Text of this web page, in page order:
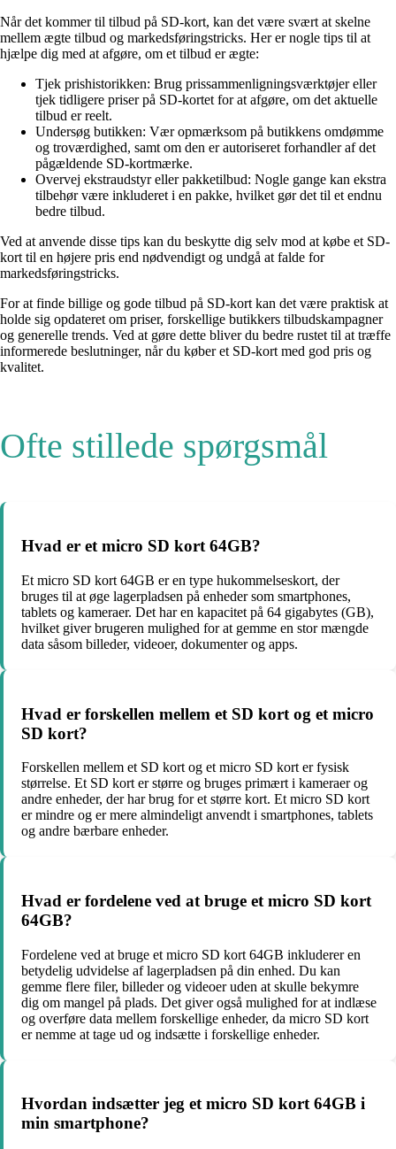
Når det kommer til tilbud på SD-kort, kan det være svært at skelne
mellem ægte tilbud og markedsføringstricks. Her er nogle tips til at
hjælpe dig med at afgøre, om et tilbud er ægte:
Tjek prishistorikken: Brug prissammenligningsværktøjer eller
tjek tidligere priser på SD-kortet for at afgøre, om det aktuelle
tilbud er reelt.
Undersøg butikken: Vær opmærksom på butikkens omdømme
og troværdighed, samt om den er autoriseret forhandler af det
pågældende SD-kortmærke.
Overvej ekstraudstyr eller pakketilbud: Nogle gange kan ekstra
tilbehør være inkluderet i en pakke, hvilket gør det til et endnu
bedre tilbud.
Ved at anvende disse tips kan du beskytte dig selv mod at købe et SD-
kort til en højere pris end nødvendigt og undgå at falde for
markedsføringstricks.
For at finde billige og gode tilbud på SD-kort kan det være praktisk at
holde sig opdateret om priser, forskellige butikkers tilbudskampagner
og generelle trends. Ved at gøre dette bliver du bedre rustet til at træffe
informerede beslutninger, når du køber et SD-kort med god pris og
kvalitet.
Ofte stillede spørgsmål
Hvad er et micro SD kort 64GB?
Et micro SD kort 64GB er en type hukommelseskort, der
bruges til at øge lagerpladsen på enheder som smartphones,
tablets og kameraer. Det har en kapacitet på 64 gigabytes (GB),
hvilket giver brugeren mulighed for at gemme en stor mængde
data såsom billeder, videoer, dokumenter og apps.
Hvad er forskellen mellem et SD kort og et micro
SD kort?
Forskellen mellem et SD kort og et micro SD kort er fysisk
størrelse. Et SD kort er større og bruges primært i kameraer og
andre enheder, der har brug for et større kort. Et micro SD kort
er mindre og er mere almindeligt anvendt i smartphones, tablets
og andre bærbare enheder.
Hvad er fordelene ved at bruge et micro SD kort
64GB?
Fordelene ved at bruge et micro SD kort 64GB inkluderer en
betydelig udvidelse af lagerpladsen på din enhed. Du kan
gemme flere filer, billeder og videoer uden at skulle bekymre
dig om mangel på plads. Det giver også mulighed for at indlæse
og overføre data mellem forskellige enheder, da micro SD kort
er nemme at tage ud og indsætte i forskellige enheder.
Hvordan indsætter jeg et micro SD kort 64GB i
min smartphone?